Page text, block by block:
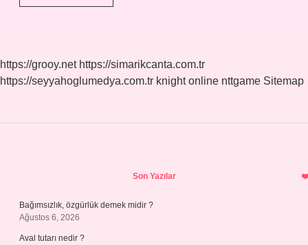
Pirinç
https://grooy.net https://simarikcanta.com.tr
https://seyyahoglumedya.com.tr knight online nttgame Sitemap
Son Yazılar
Bağımsızlık, özgürlük demek midir ?
Ağustos 6, 2026
Aval tutarı nedir ?